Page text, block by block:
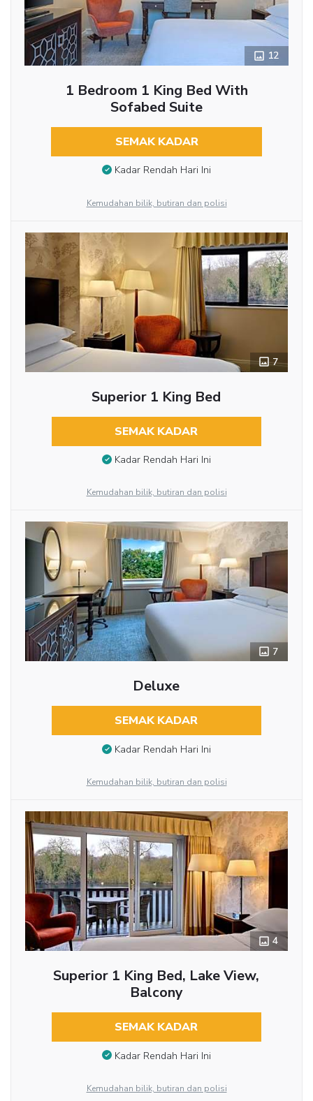
12
1 Bedroom 1 King Bed With
Sofabed Suite
SEMAK KADAR
Kadar Rendah Hari Ini
Kemudahan bilik, butiran dan polisi
7
Superior 1 King Bed
SEMAK KADAR
Kadar Rendah Hari Ini
Kemudahan bilik, butiran dan polisi
7
Deluxe
SEMAK KADAR
Kadar Rendah Hari Ini
Kemudahan bilik, butiran dan polisi
4
Superior 1 King Bed, Lake View,
Balcony
SEMAK KADAR
Kadar Rendah Hari Ini
Kemudahan bilik, butiran dan polisi